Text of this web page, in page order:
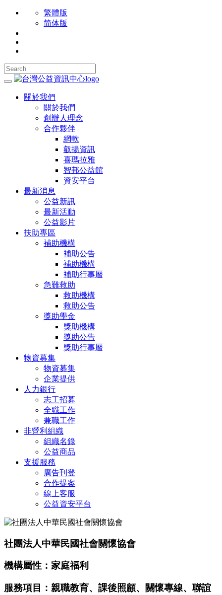
繁體版
简体版
關於我們
關於我們
創辦人理念
合作夥伴
網軟
叡揚資訊
喜瑪拉雅
智邦公益館
資安平台
最新消息
公益新訊
最新活動
公益影片
扶助專區
補助機構
補助公告
補助機構
補助行事曆
急難救助
救助機構
救助公告
獎助學金
獎助機構
獎助公告
獎助行事曆
物資募集
物資募集
企業提供
人力銀行
志工招募
全職工作
兼職工作
非營利組織
組織名錄
公益商品
支援服務
廣告刊登
合作提案
線上客服
公益資安平台
社團法人中華民國社會關懷協會
機構屬性：家庭福利
服務項目：親職教育、課後照顧、關懷專線、聯誼